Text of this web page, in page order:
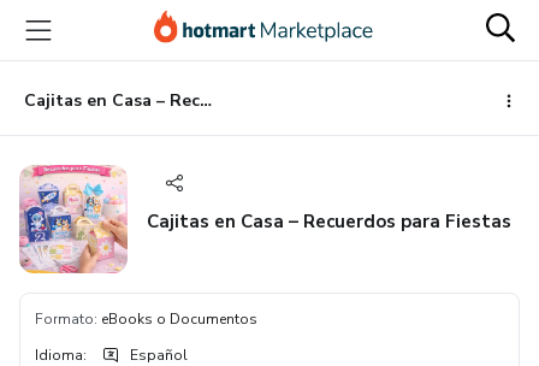
principal
página
de
página
Cajitas en Casa – Recuerdos para Fiestas
Cajitas en Casa – Recuerdos para Fiestas
Formato: eBooks o Documentos
Idioma: Español